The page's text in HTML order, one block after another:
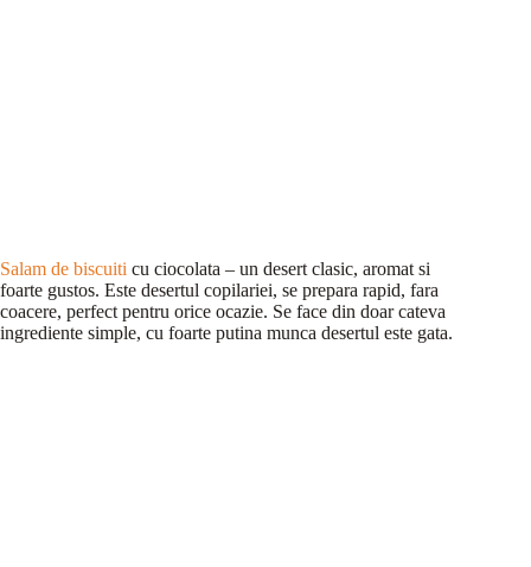
Salam de biscuiti cu ciocolata – un desert clasic, aromat si
foarte gustos. Este desertul copilariei, se prepara rapid, fara
coacere, perfect pentru orice ocazie. Se face din doar cateva
ingrediente simple, cu foarte putina munca desertul este gata.